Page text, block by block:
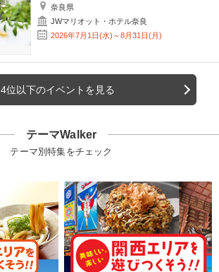
奈良県
JWマリオット・ホテル奈良
2026年7月1日(水)～8月31日(月)
4位以下のイベントを見る
テーマWalker
テーマ別特集をチェック